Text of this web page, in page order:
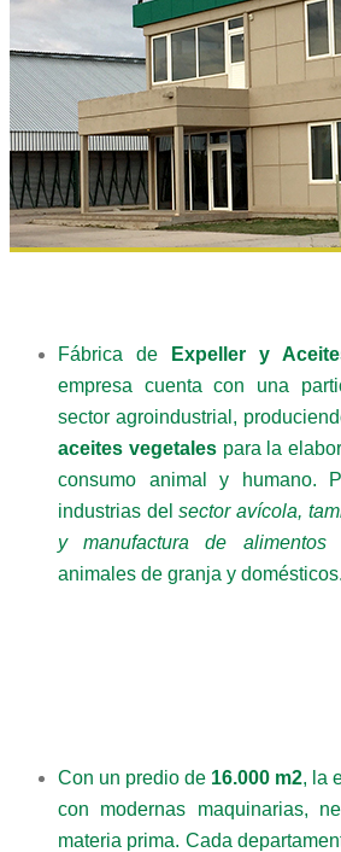
Fábrica de Expeller y
empresa cuenta con una
sector agroindustrial,
aceites vegetalespara la
consumo animal y humano.
industrias delsector avícola,
y manufactura de alimentos
animales de granja y domésticos.
Con un predio de 16.000 m2, la
con modernas maquinarias,
materia prima. Cada